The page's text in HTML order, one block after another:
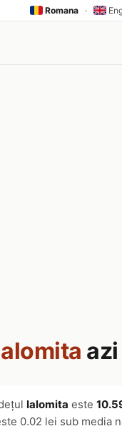
Romana ·
Ialomita este
0.02 lei sub media